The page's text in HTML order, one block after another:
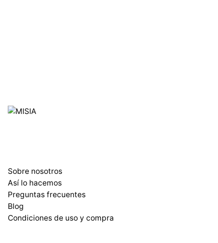
Sobre nosotros
Así lo hacemos
Preguntas frecuentes
Blog
Condiciones de uso y compra